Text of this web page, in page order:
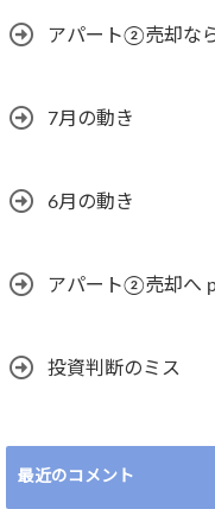
アパート②売却な
7月の動き
6月の動き
アパート②売却へ
投資判断のミス
最近のコメント